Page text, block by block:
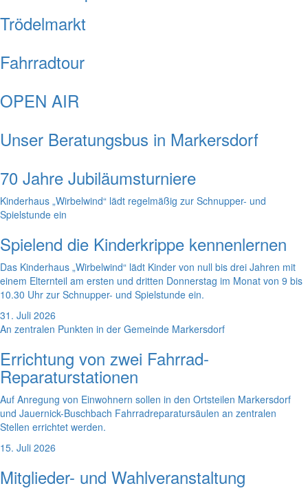
Trödelmarkt
Fahrradtour
OPEN AIR
Unser Beratungsbus in Markersdorf
70 Jahre Jubiläumsturniere
Kinderhaus „Wirbelwind“ lädt regelmäßig zur Schnupper- und
Spielstunde ein
Spielend die Kinderkrippe kennenlernen
Das Kinderhaus „Wirbelwind“ lädt Kinder von null bis drei Jahren mit
einem Elternteil am ersten und dritten Donnerstag im Monat von 9 bis
10.30 Uhr zur Schnupper- und Spielstunde ein.
31. Juli 2026
An zentralen Punkten in der Gemeinde Markersdorf
Errichtung von zwei Fahrrad-
Reparaturstationen
Auf Anregung von Einwohnern sollen in den Ortsteilen Markersdorf
und Jauernick-Buschbach Fahrradreparatursäulen an zentralen
Stellen errichtet werden.
15. Juli 2026
Mitglieder- und Wahlveranstaltung